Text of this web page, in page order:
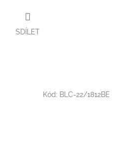
SDÍLET
Kód: BLC-22/1812BE